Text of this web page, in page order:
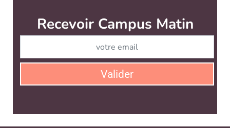
Recevoir Campus Matin
Valider